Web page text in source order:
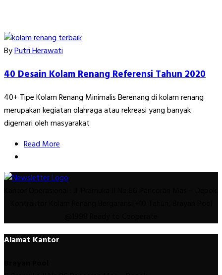
ByPutri Herawati
40 Desain Kolam Renang Referensi Tahun 2020
40+ Tipe Kolam Renang Minimalis Berenang di kolam renang
merupakan kegiatan olahraga atau rekreasi yang banyak
digemari oleh masyarakat
Read More
Alamat Kantor